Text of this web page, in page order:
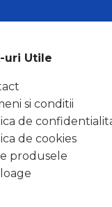
uri Utile
si conditii
de
de cookies
produsele